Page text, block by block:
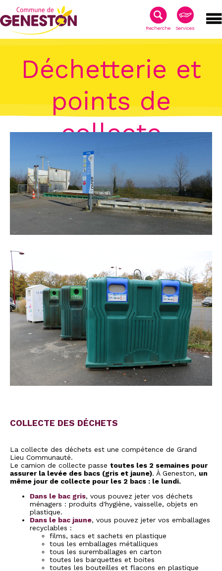
Recherche Services
Déchetterie et
points de
collecte
COLLECTE DES DÉCHETS
La collecte des déchets est une compétence de Grand
Lieu Communauté.
Le camion de collecte passe toutes les 2 semaines pour
assurer la levée des bacs (gris et jaune). À Geneston, un
même jour de collecte pour les 2 bacs : le lundi.
Dans le bac gris, vous pouvez jeter vos déchets
ménagers : produits d'hygiène, vaisselle, objets en
plastique.
Dans le bac jaune, vous pouvez jeter vos emballages
recyclables :
films, sacs et sachets en plastique
tous les emballages métalliques
tous les suremballages en carton
toutes les barquettes et boites
toutes les bouteilles et flacons en plastique